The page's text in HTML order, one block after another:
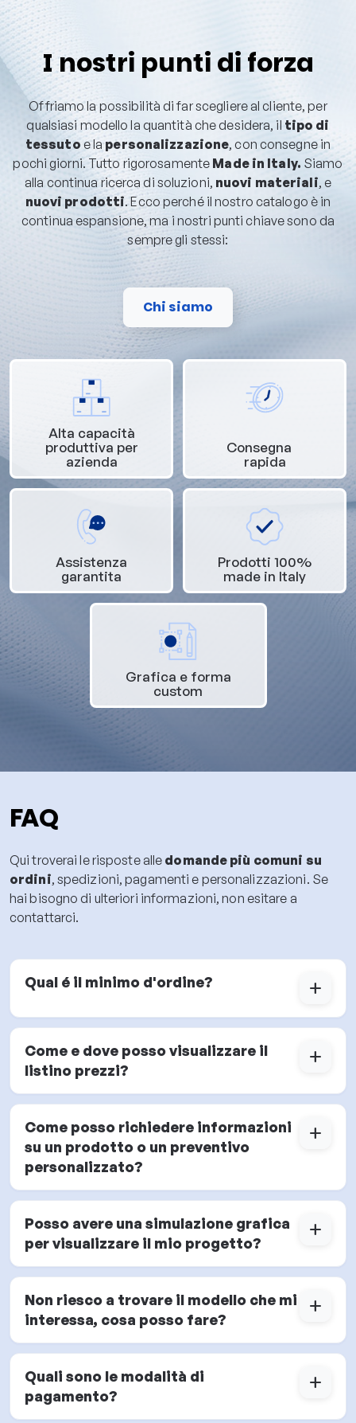
I nostri punti di forza
Offriamo la possibilità di far scegliere al cliente, per
qualsiasi modello la quantità che desidera, iltipo di
tessuto e lapersonalizzazione, con consegne in
pochi giorni. Tutto rigorosamente Made in Italy. Siamo
alla continua ricerca di soluzioni, nuovi materiali, e
nuovi prodotti. Ecco perché il nostro catalogo è in
continua espansione, ma i nostri punti chiave sono da
sempre gli stessi:
Chi siamo
Alta capacità
produttiva per
azienda
Consegna
rapida
Assistenza
garantita
Prodotti 100%
made in Italy
Grafica e forma
custom
FAQ
Qui troverai le risposte alle domande più comuni su
ordini, spedizioni, pagamenti e personalizzazioni. Se
hai bisogno di ulteriori informazioni, non esitare a
contattarci.
Qual é il minimo d'ordine? add
Come e dove posso visualizzare il
listino prezzi?
add
Come posso richiedere informazioni
su un prodotto o un preventivo
personalizzato?
add
Posso avere una simulazione grafica
per visualizzare il mio progetto?
add
Non riesco a trovare il modello che mi
interessa, cosa posso fare?
add
Quali sono le modalità di
pagamento?
add